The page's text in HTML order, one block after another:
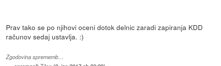
Prav tako se po njihovi oceni dotok delnic zaradi zapiranja KDD
računov sedaj ustavlja. :)
Zgodovina sprememb…